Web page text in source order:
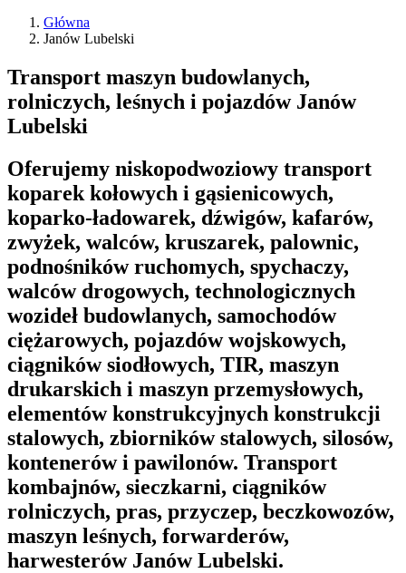
Główna
Janów Lubelski
Transport maszyn budowlanych,
rolniczych, leśnych i pojazdów Janów
Lubelski
Oferujemy niskopodwoziowy transport
koparek kołowych i gąsienicowych,
koparko-ładowarek, dźwigów, kafarów,
zwyżek, walców, kruszarek, palownic,
podnośników ruchomych, spychaczy,
walców drogowych, technologicznych
wozideł budowlanych, samochodów
ciężarowych, pojazdów wojskowych,
ciągników siodłowych, TIR, maszyn
drukarskich i maszyn przemysłowych,
elementów konstrukcyjnych konstrukcji
stalowych, zbiorników stalowych, silosów,
kontenerów i pawilonów. Transport
kombajnów, sieczkarni, ciągników
rolniczych, pras, przyczep, beczkowozów,
maszyn leśnych, forwarderów,
harwesterów Janów Lubelski.